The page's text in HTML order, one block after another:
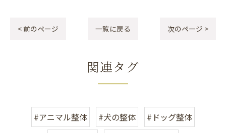
< 前のページ 一覧に戻る 次のページ >
関連タグ
#アニマル整体 #犬の整体
#ドッグ整体